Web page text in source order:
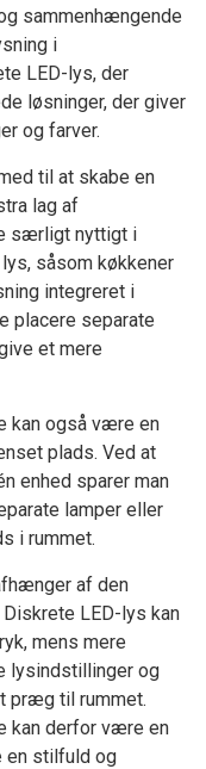
sammenhængende
i
LED-lys, der
løsninger, der giver
og farver.
til at skabe en
lag af
særligt nyttigt i
såsom køkkener
integreret i
placere separate
et mere
kan også være en
plads. Ved at
enhed sparer man
lamper eller
i rummet.
af den
LED-lys kan
mens mere
lysindstillinger og
præg til rummet.
kan derfor være en
en stilfuld og